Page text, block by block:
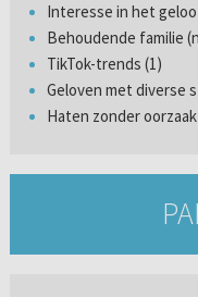
Interesse in het
Behoudende familie
TikTok-trends (1)
Geloven met diverse
Haten zonder oorzaak